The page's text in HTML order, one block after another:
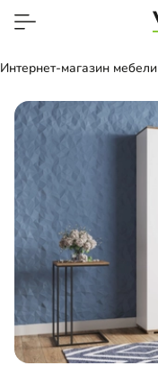
Интернет-магазин мебели